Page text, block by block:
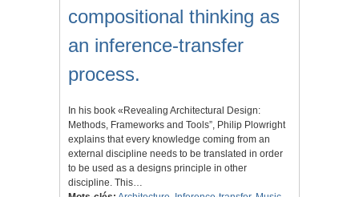
compositional thinking as
an inference-transfer
process.
In his book «Revealing Architectural Design:
Methods, Frameworks and Tools”, Philip Plowright
explains that every knowledge coming from an
external discipline needs to be translated in order
to be used as a designs principle in other
discipline. This…